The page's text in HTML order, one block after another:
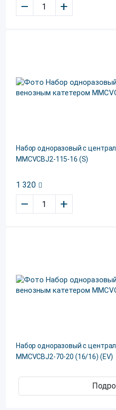
– +
Набор одноразовый с
MMCVCBJ2-115-16 (S)
1 320
– +
Набор одноразовый с
MMCVCBJ2-70-20 (16/16) (EV)